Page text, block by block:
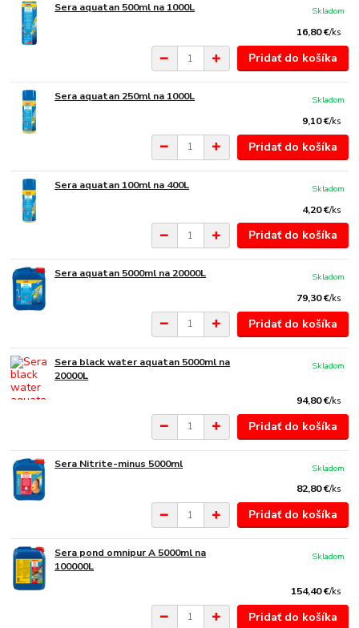
Sera aquatan 500ml na 1000L
16,80 €/ks
Skladom
Pridať do košíka
Sera aquatan 250ml na 1000L
9,10 €/ks
Skladom
Pridať do košíka
Sera aquatan 100ml na 400L
4,20 €/ks
Skladom
Pridať do košíka
Sera aquatan 5000ml na 20000L
79,30 €/ks
Skladom
Pridať do košíka
Sera black water aquatan 5000ml na
20000L
94,80 €/ks
Skladom
Pridať do košíka
Sera Nitrite-minus 5000ml
82,80 €/ks
Skladom
Pridať do košíka
Sera pond omnipur A 5000ml na
100000L
154,40 €/ks
Skladom
Pridať do košíka